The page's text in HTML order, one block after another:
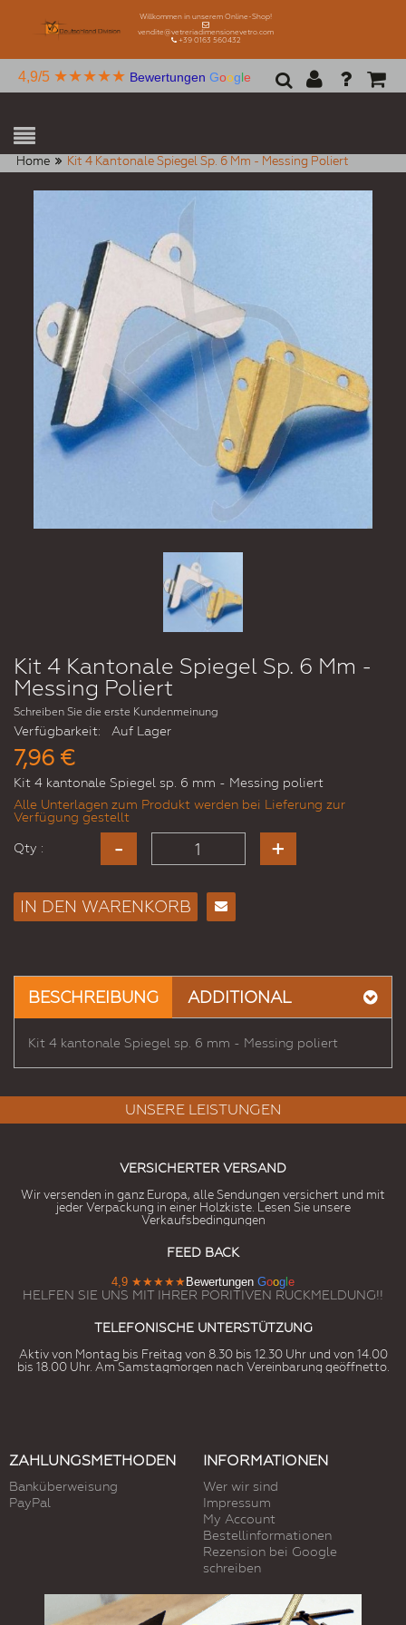
Willkommen in unserem Online-Shop!
vendite@vetreriadimensionevetro.com
+39 0163 560432
4,9/5 ★★★★★ Bewertungen Google
Home Kit 4 Kantonale Spiegel Sp. 6 Mm - Messing Poliert
Kit 4 Kantonale Spiegel Sp. 6 Mm -
Messing Poliert
Schreiben Sie die erste Kundenmeinung
Verfügbarkeit: Auf Lager
7,96 €
Kit 4 kantonale Spiegel sp. 6 mm - Messing poliert
Alle Unterlagen zum Produkt werden bei Lieferung zur
Verfügung gestellt
Qty :
IN DEN WARENKORB
Freund
BESCHREIBUNG ADDITIONAL
Kit 4 kantonale Spiegel sp. 6 mm - Messing poliert
UNSERE LEISTUNGEN
VERSICHERTER VERSAND
Wir versenden in ganz Europa, alle Sendungen versichert und mit
jeder Verpackung in einer Holzkiste. Lesen Sie unsere
Verkaufsbedingungen
FEED BACK
4,9 ★★★★★ Bewertungen Goog e
HELFEN SIE UNS MIT IHRER PORITIVEN RUCKMELDUNG!!
TELEFONISCHE UNTERSTÜTZUNG
Aktiv von Montag bis Freitag von 8.30 bis 12.30 Uhr und von 14.00
bis 18.00 Uhr. Am Samstagmorgen nach Vereinbarung geöffnetto.
ZAHLUNGSMETHODEN
Banküberweisung
PayPal
INFORMATIONEN
Wer wir sind
Impressum
My Account
Bestellinformationen
Rezension bei Google
schreiben